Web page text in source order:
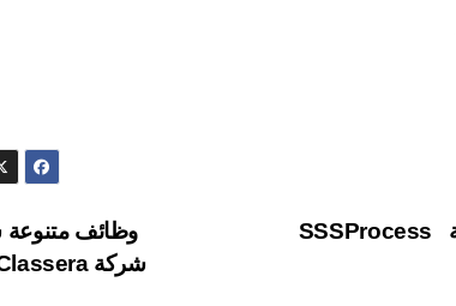
شركة Classera – بخبرة و بدون خبرة
فرص عمل برواتب عالية لدى شركة SSSProcess